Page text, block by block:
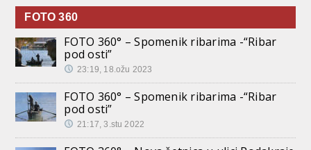
FOTO 360
FOTO 360° – Spomenik ribarima -“Ribar
pod osti”
23:19, 18.ožu 2023
FOTO 360° – Spomenik ribarima -“Ribar
pod osti”
21:17, 3.stu 2022